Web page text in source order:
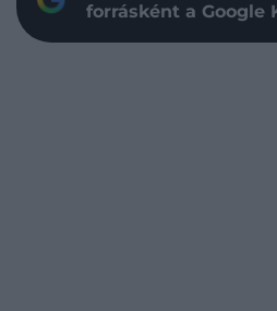
forrásként a Google